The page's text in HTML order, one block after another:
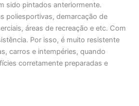
sido pintados anteriormente.
poliesportivas, demarcação de
áreas de recreação e etc. Com
Por isso, é muito resistente
carros e intempéries, quando
corretamente preparadas e